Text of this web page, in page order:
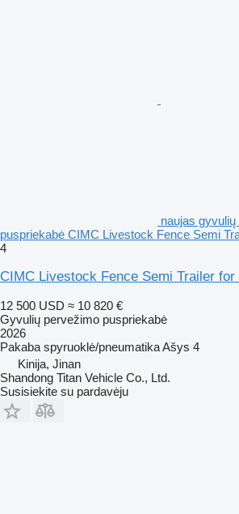
naujas
puspriekabė CIMC Livestock Fence Semi
4
CIMC Livestock Fence Semi Trailer for
12 500 USD ≈ 10 820 €
Gyvulių pervežimo puspriekabė
2026
Pakaba spyruoklė/pneumatikaAšys 4
Kinija, Jinan
Shandong Titan Vehicle Co., Ltd.
Susisiekite su pardavėju